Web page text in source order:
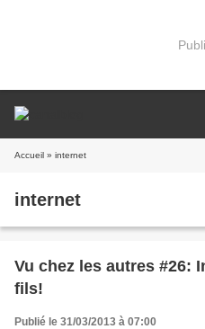
Accueil » internet
internet
Vu chez les autres #26:
fils!
Publié le 31/03/2013 à 07:00